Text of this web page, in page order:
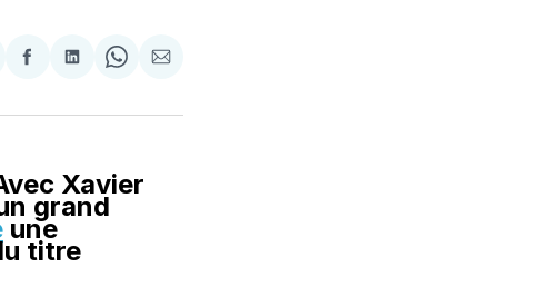
Partager
Facebook
Partager
LinkedIn
Share
WhatsApp
Partager
Courriel
Xavier
grand
une
titre